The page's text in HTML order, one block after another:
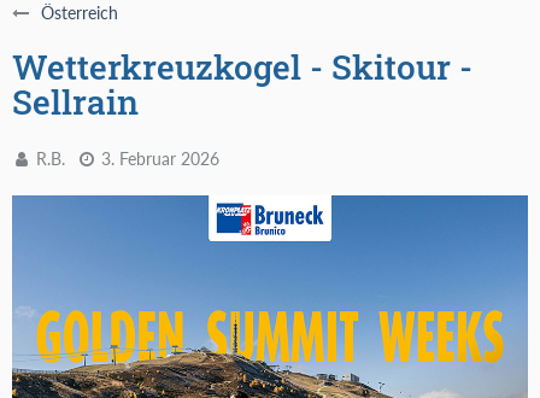
Österreich
Wetterkreuzkogel - Skitour -
Sellrain
R.B. 3. Februar 2026